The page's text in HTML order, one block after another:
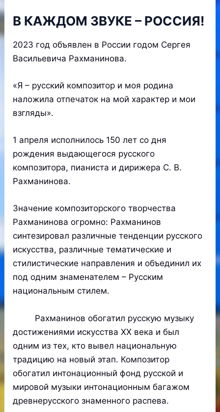
В КАЖДОМ ЗВУКЕ – РОССИЯ!
2023 год объявлен в России годом Сергея
Васильевича Рахманинова.
«Я – русский композитор и моя родина
наложила отпечаток на мой характер и мои
взгляды».
1 апреля исполнилось 150 лет со дня
рождения выдающегося русского
композитора, пианиста и дирижера С. В.
Рахманинова.
Значение композиторского творчества
Рахманинова огромно: Рахманинов
синтезировал различные тенденции русского
искусства, различные тематические и
стилистические направления и объединил их
под одним знаменателем – Русским
национальным стилем.
Рахманинов обогатил русскую музыку
достижениями искусства XX века и был
одним из тех, кто вывел национальную
традицию на новый этап. Композитор
обогатил интонационный фонд русской и
мировой музыки интонационным багажом
древнерусского знаменного распева.